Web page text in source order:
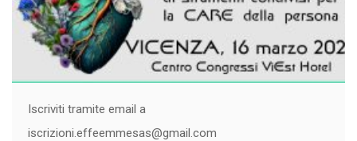
Iscriviti tramite email a
iscrizioni.effeemmesas@gmail.com